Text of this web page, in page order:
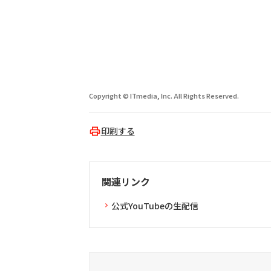
Copyright © ITmedia, Inc. All Rights Reserved.
印刷する
関連リンク
公式YouTubeの生配信